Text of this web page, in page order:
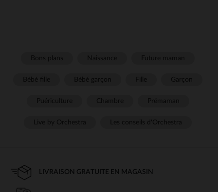
LIVRAISON GRATUITE EN MAGASIN